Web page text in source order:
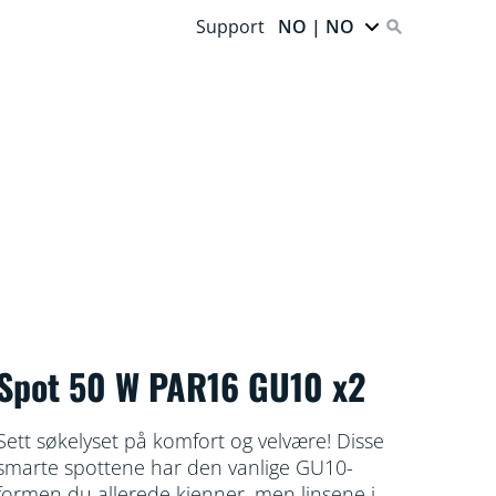
Support NO | NO
50 W PAR16 GU10 x2
søkelyset på komfort og velvære! Disse
spottene har den vanlige GU10-